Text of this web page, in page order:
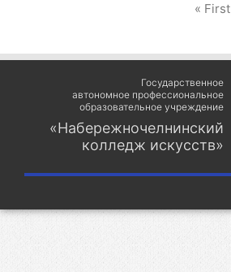
« First
Государственное
автономное профессиональное
образовательное учреждение
«Набережночелнинский
колледж искусств»